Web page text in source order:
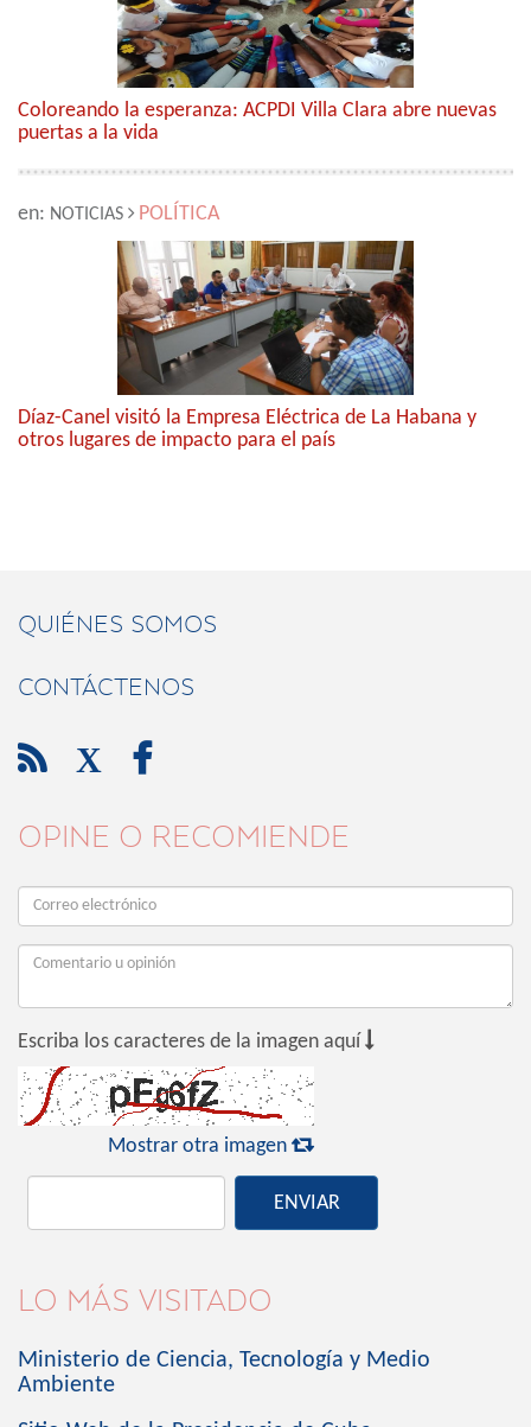
Coloreando la esperanza: ACPDI Villa Clara abre nuevas
puertas a la vida
en: NOTICIAS POLÍTICA
Díaz-Canel visitó la Empresa Eléctrica de La Habana y
otros lugares de impacto para el país
QUIÉNES SOMOS
CONTÁCTENOS
 X 
OPINE O RECOMIENDE
Escriba los caracteres de la imagen aquí 
Mostrar otra imagen 
ENVIAR
LO MÁS VISITADO
Ministerio de Ciencia, Tecnología y Medio
Ambiente